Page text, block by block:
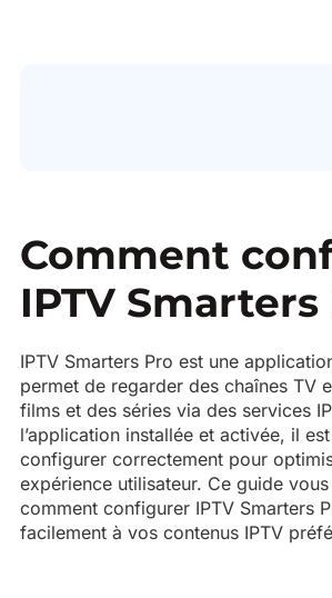
Comment
IPTV Smarters
IPTV Smarters Pro est une
permet de regarder des chaînes TV
films et des séries via des services
l’application installée et activée, il
configurer correctement pour
expérience utilisateur. Ce guide
comment configurer IPTV Smarters
facilement à vos contenus IPTV